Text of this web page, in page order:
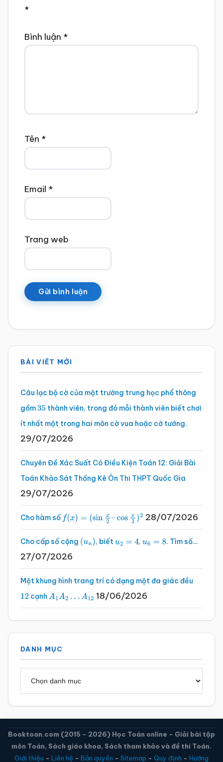
*
Bình luận *
Tên *
Email *
Trang web
Sidebar
chính
BÀI VIẾT MỚI
Câu lạc bộ cờ của một trường trung học phổ thông
gồm35 thành viên, trong đó mỗi thành viên biết chơi
ít nhất một trong hai môn cờ vua hoặc cờ tướng.
29/07/2026
Chuyên Đề Xác Suất Có Điều Kiện Toán 12: Giải Bài
Toán Khảo Sát Thống Kê Ôn Thi THPT Quốc Gia
29/07/2026
Cho hàm số f(x)=(sinx2 –cosx2 )2 28/07/2026
Cho cấp số cộng (un), biếtu2 =4 , u6 =8 . Tìm số…
27/07/2026
Một khung hình trang trí có dạng một đa giác đều
12 cạnh A1A2…A 12 18/06/2026
DANH MỤC
Booktoan.com (2015 - 2026) Học Toán online - Giải bài tập
môn Toán, Sách giáo khoa, Sách tham khảo và đề thi Toán.
Giới thiệu - Liên hệ - Bản quyền - Sitemap - Quy định - Hướng